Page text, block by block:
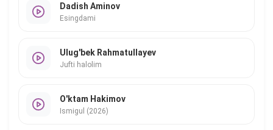
Dadish Aminov
Esingdami
Ulug'bek Rahmatullayev
Jufti halolim
O'ktam Hakimov
Ismigul (2026)